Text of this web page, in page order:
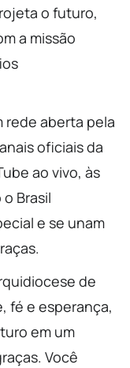
o futuro,
a missão
rede aberta pela
oficiais da
ao vivo, às
Brasil
e se unam
de
fé e esperança,
em um
Você